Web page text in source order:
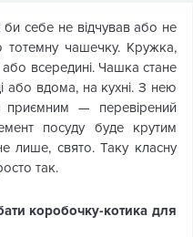
себе не відчував або не
тотемну чашечку. Кружка,
всередині. Чашка стане
або вдома, на кухні. З нею
приємним — перевірений
посуду буде крутим
лише, свято. Таку класну
так.
коробочку-котика для